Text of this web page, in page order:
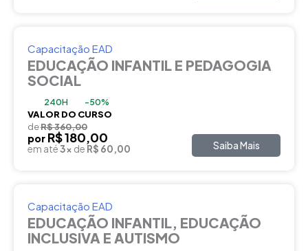
Capacitação EAD
EDUCAÇÃO INFANTIL E PEDAGOGIA
SOCIAL
240H -50%
VALOR DO CURSO
deR$ 360,00
por R$ 180,00
em até3x de R$ 60,00 Saiba Mais
Capacitação EAD
EDUCAÇÃO INFANTIL, EDUCAÇÃO
INCLUSIVA E AUTISMO